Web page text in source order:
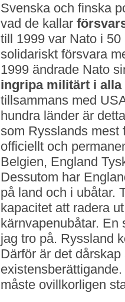
Svenska och finska
vad de kallar
till 1999 var Nato i
solidariskt försvara
1999 ändrade Nato
ingripa militärt i alla
tillsammans med
hundra länder är
som Rysslands mest
officiellt och
Belgien, England
Dessutom har
på land och i ubåtar.
kapacitet att radera
kärnvapenubåtar. En
jag tro på. Ryssland
Därför är det
måste ovillkorligen